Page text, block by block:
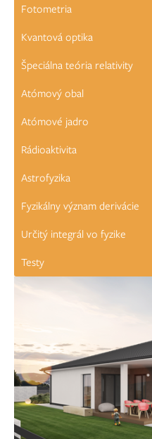
Fotometria
Kvantová optika
Špeciálna teória relativity
Atómový obal
Atómové jadro
Rádioaktivita
Astrofyzika
Fyzikálny význam derivácie
Určitý integrál vo fyzike
Testy